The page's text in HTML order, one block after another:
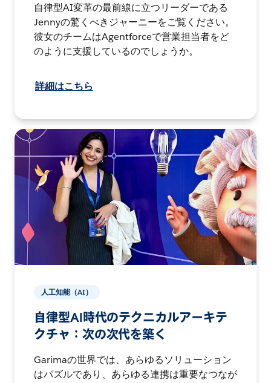
自律型AI変革の最前線に立つリーダーである
Jennyの驚くべきジャーニーをご覧ください。
彼女のチームはAgentforceで営業担当者をど
のように支援しているのでしょうか。
詳細はこちら
人工知能（AI）
自律型AI時代のテクニカルアーキテ
クチャ：次の次代を築く
Garimaの世界では、あらゆるソリューション
はパズルであり、あらゆる連携は重要なつなが